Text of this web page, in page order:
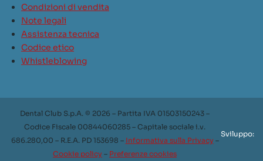
Condizioni di vendita
Note legali
Assistenza tecnica
Codice etico
Whistleblowing
Dental Club S.p.A. © 2026 – Partita IVA 01503150243 –
Codice Fiscale 00844060285 – Capitale sociale i.v.
686.280,00 – R.E.A. PD 153698 – Informativa sulla Privacy –
Cookie policy – Preferenze cookies
Sviluppo: